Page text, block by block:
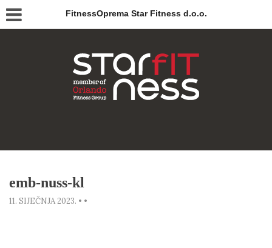
FitnessOprema Star Fitness d.o.o.
emb-nuss-kl
11. SIJEČNJA 2023. • •